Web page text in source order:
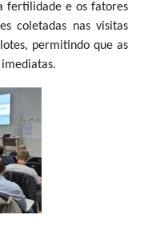
fertilidade e os fatores
coletadas nas visitas
permitindo que as